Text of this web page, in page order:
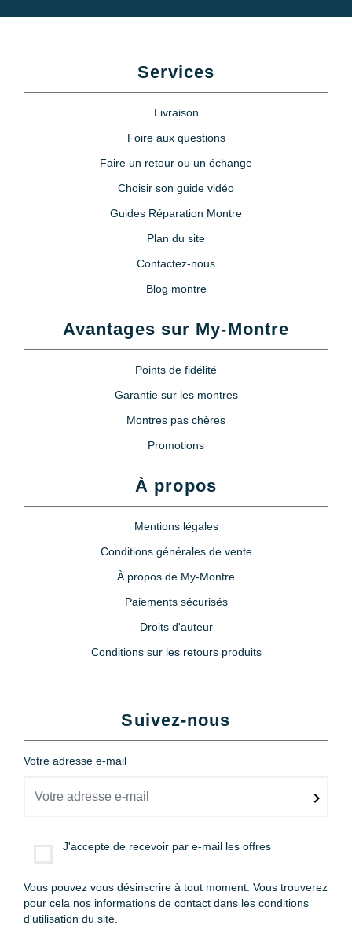
Services
Livraison
Foire aux questions
Faire un retour ou un échange
Choisir son guide vidéo
Guides Réparation Montre
Plan du site
Contactez-nous
Blog montre
Avantages sur My-Montre
Points de fidélité
Garantie sur les montres
Montres pas chères
Promotions
À propos
Mentions légales
Conditions générales de vente
À propos de My-Montre
Paiements sécurisés
Droits d'auteur
Conditions sur les retours produits
Suivez-nous
Votre adresse e-mail
J'accepte de recevoir par e-mail les offres
Vous pouvez vous désinscrire à tout moment. Vous trouverez
pour cela nos informations de contact dans les conditions
d'utilisation du site.